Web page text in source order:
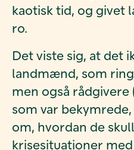
kaotisk tid, og givet
ro.
Det viste sig, at det
landmænd, som
men også
som var
om, hvordan de
krisesituationer